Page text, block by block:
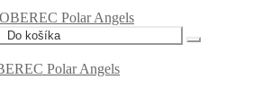
Do košíka
Polar Angels